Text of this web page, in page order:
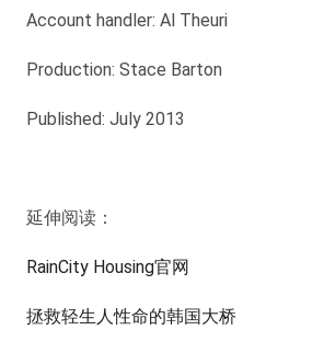
Account handler: Al Theuri
Production: Stace Barton
Published: July 2013
延伸阅读：
RainCity Housing官网
拯救轻生人性命的韩国大桥